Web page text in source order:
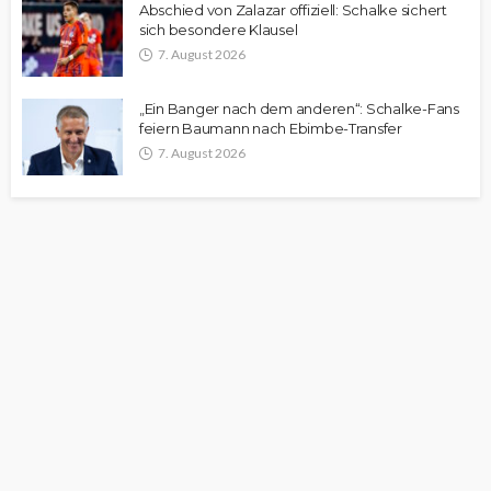
Abschied von Zalazar offiziell: Schalke sichert
sich besondere Klausel
7. August 2026
„Ein Banger nach dem anderen“: Schalke-Fans
feiern Baumann nach Ebimbe-Transfer
7. August 2026